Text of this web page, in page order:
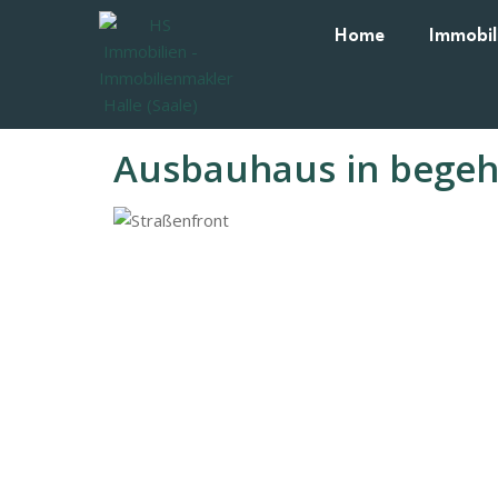
Home
Ausbauhaus in